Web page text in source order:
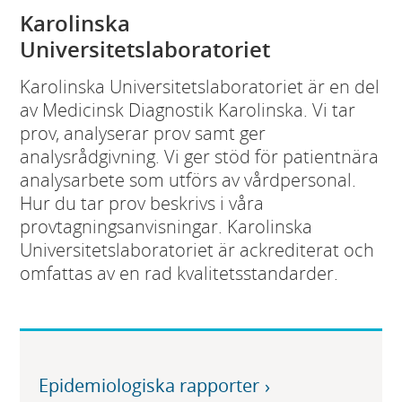
Karolinska
Universitetslaboratoriet
Karolinska Universitetslaboratoriet är en del
av Medicinsk Diagnostik Karolinska. Vi tar
prov, analyserar prov samt ger
analysrådgivning. Vi ger stöd för patientnära
analysarbete som utförs av vårdpersonal.
Hur du tar prov beskrivs i våra
provtagningsanvisningar. Karolinska
Universitetslaboratoriet är ackrediterat och
omfattas av en rad kvalitetsstandarder.
Epidemiologiska rapporter